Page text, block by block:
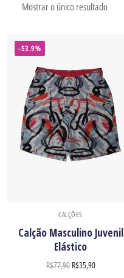
Mostrar o único resultado
-53.9%
CALÇÕES
Calção Masculino Juvenil
Elástico
R$77,90 R$35,90